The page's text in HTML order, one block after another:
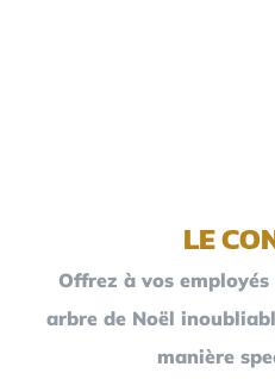
LE
Offrez à vos
arbre de Noël
manière